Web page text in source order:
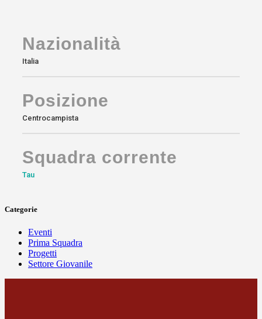
Nazionalità
Italia
Posizione
Centrocampista
Squadra corrente
Tau
Categorie
Eventi
Prima Squadra
Progetti
Settore Giovanile